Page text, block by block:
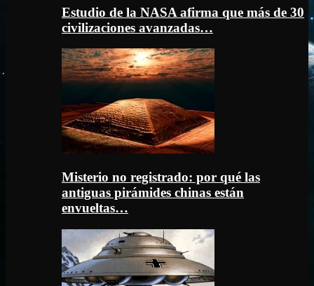
Estudio de la NASA afirma que más de 30
civilizaciones avanzadas…
Misterio no registrado: por qué las
antiguas pirámides chinas están
envueltas…